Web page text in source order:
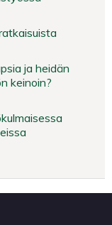
ja heidän
keinoin?